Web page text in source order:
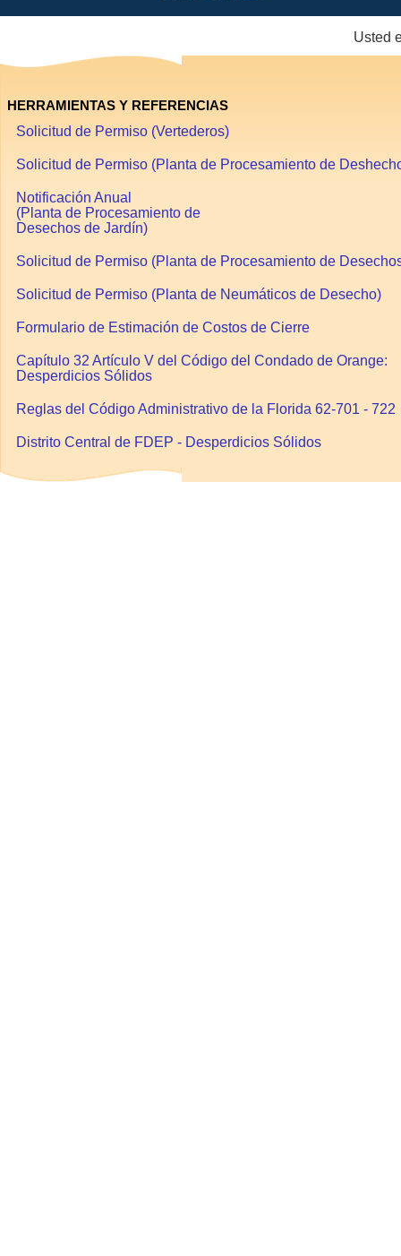
Usted
HERRAMIENTAS Y REFERENCIAS
Solicitud de Permiso (Vertederos)
Solicitud de Permiso (Planta de Procesamiento de
Notificación Anual
(Planta de Procesamiento de
Desechos de Jardín)
Solicitud de Permiso (Planta de Procesamiento de
Solicitud de Permiso (Planta de Neumáticos de Desecho)
Formulario de Estimación de Costos de Cierre
Capítulo 32 Artículo V del Código del Condado de Orange:
Desperdicios Sólidos
Reglas del Código Administrativo de la Florida 62-701 - 722
Distrito Central de FDEP - Desperdicios Sólidos